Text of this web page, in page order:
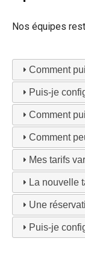
Nos équipes
Comment
Puis-je
Comment
Comment
Mes tarifs
La nouvelle
Une
Puis-je